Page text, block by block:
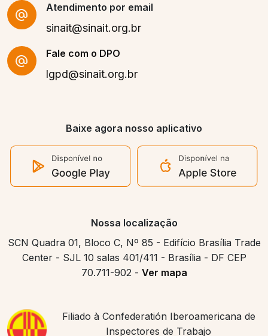
Atendimento por email
sinait@sinait.org.br
Fale com o DPO
lgpd@sinait.org.br
Baixe agora nosso aplicativo
Nossa localização
SCN Quadra 01, Bloco C, Nº 85 - Edifício Brasília Trade
Center - SJL 10 salas 401/411 - Brasília - DF CEP
70.711-902 - Ver mapa
Filiado à Confederatión Iberoamericana de
Inspectores de Trabajo